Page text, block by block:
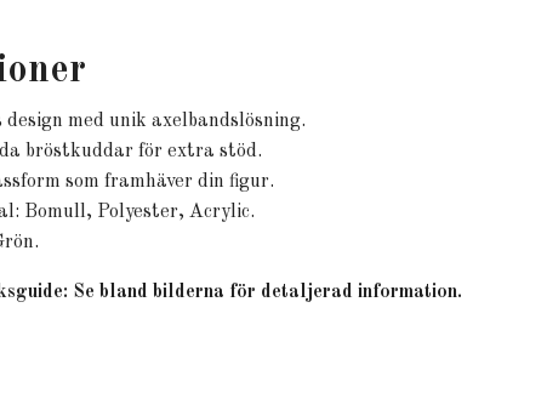
design med unik axelbandslösning.
bröstkuddar för extra stöd.
som framhäver din figur.
Bomull, Polyester, Acrylic.
Se bland bilderna för detaljerad information.